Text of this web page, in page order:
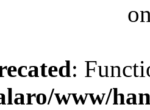
:
www/